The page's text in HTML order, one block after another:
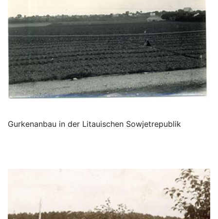
Gurkenanbau in der Litauischen Sowjetrepublik